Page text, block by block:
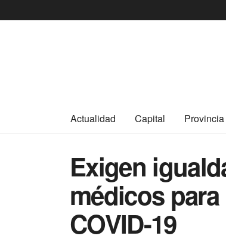
Actualidad Capital Provincia
Exigen
médicos
COVID-19